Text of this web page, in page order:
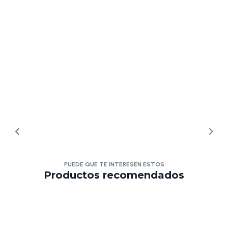
PUEDE QUE TE INTERESEN ESTOS
Productos recomendados